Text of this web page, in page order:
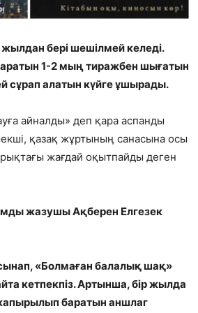
бері шешілмей келеді.
1-2 мың тиражбен шығатын
сұрап алатын күйге ұшырады.
айналды» деп қара аспанды
қазақ жұртының санасына осы
жағдай оқытпайды деген
жазушы Ақберен Елгезек
«Болмаған балалық шақ»
кетпекпіз. Артынша, бір жылда
баратын аншлаг